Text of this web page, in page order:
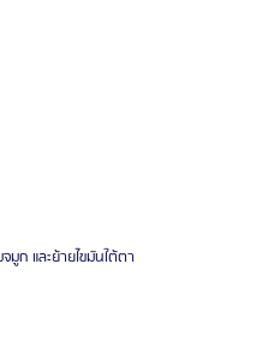
มูก และย้ายไขมันใต้ตา